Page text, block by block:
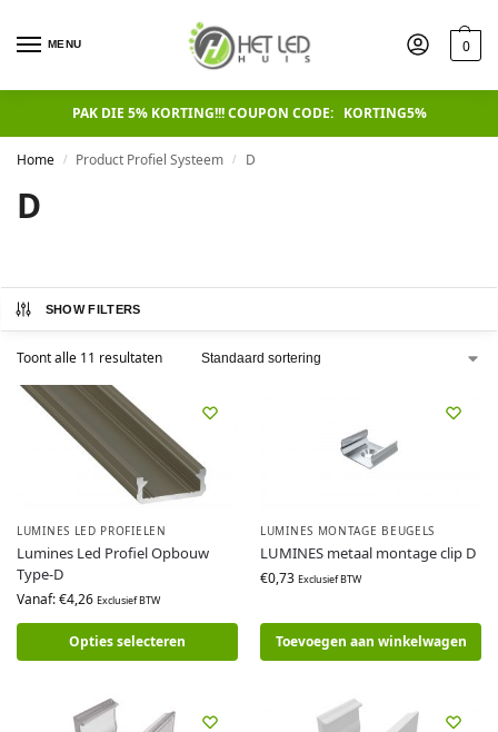
MENU 0
PAK DIE 5% KORTING!!! COUPON CODE: KORTING5%
Home / Product Profiel Systeem / D
D
SHOW FILTERS
Toont alle 11 resultaten
LUMINES LED PROFIELEN
Lumines Led Profiel Opbouw
Type-D
Vanaf:€4,26 Exclusief BTW
Opties selecteren
LUMINES MONTAGE BEUGELS
LUMINES metaal montage clip D
€0,73 Exclusief BTW
Toevoegen aan winkelwagen